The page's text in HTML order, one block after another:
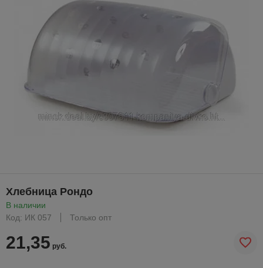
Хлебница Рондо
В наличии
Код: ИК 057
Только опт
21,35 руб.